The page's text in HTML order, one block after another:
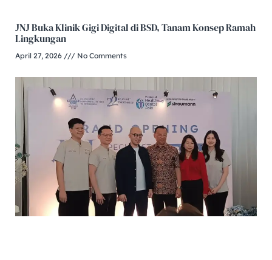
JNJ Buka Klinik Gigi Digital di BSD, Tanam Konsep Ramah
Lingkungan
April 27, 2026 No Comments